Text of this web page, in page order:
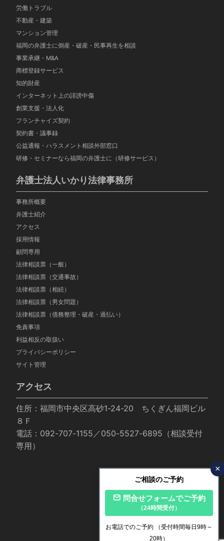
労働トラブル
不動産・建築
マンション管理
福岡の弁護士に倒産・破産・民事再生を相談
事業承継・M&A
商標登録サービス
知的財産
インターネット上の誹謗中傷
創業支援・法人化
フランチャイズ契約
契約書・議事録
公益通報・ハラスメント相談外部窓口
研修・セミナーなら福岡の弁護士に（研修サービス）
弁護士法人いかり法律事務所
事務所概要
弁護士紹介
アクセス
採用情報
顧問専用
法律相談票（一般）
法律相談票（交通事故）
法律相談票（相続）
法律相談票（男女問題）
法律相談票（債務整理・破産・過払い）
免責事項
利益相反の取扱い
プライバシーポリシー
サイト管理
アクセス
住所：福岡市中央区高砂1-24-20 ちくぎん福岡ビル
８Ｆ
電話：092-707-1155／050-5527-6895（相談受付
専用）
ご相談のご予約
×
問合せフォームでご予約
（24時間受付）
お電話でのご予約
（受付時間毎日9時～
20時）